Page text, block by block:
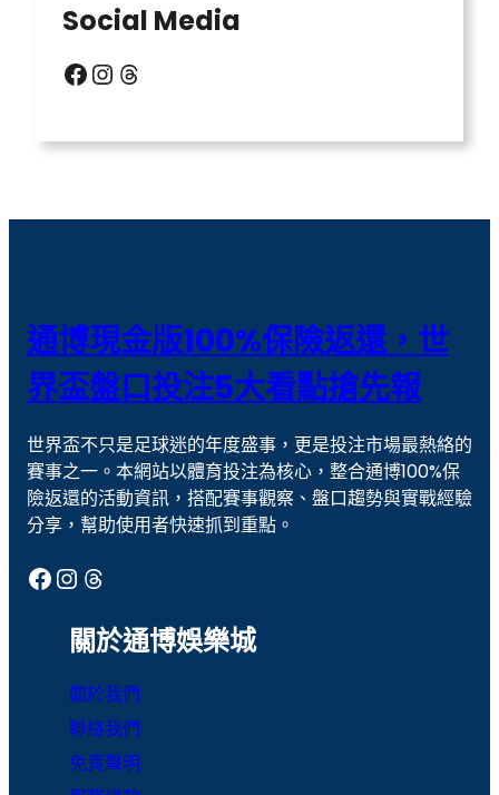
娛樂城
娛樂城優惠
歐冠盃盤口教學
現金版代理
線上捕魚機
老虎機
老虎機攻略
老虎機玩法
老虎機遊戲
聚寶財神
通博娛樂
通博娛樂城
運彩報馬仔
Social Media
Facebook Instagram Threads
通博現金版100%保險返還，世
界盃盤口投注5大看點搶先報
世界盃不只是足球迷的年度盛事，更是投注市場最熱絡的
賽事之一。本網站以體育投注為核心，整合通博100%保
險返還的活動資訊，搭配賽事觀察、盤口趨勢與實戰經驗
分享，幫助使用者快速抓到重點。
Facebook Instagram Threads
關於通博娛樂城
關於我們
聯絡我們
免責聲明